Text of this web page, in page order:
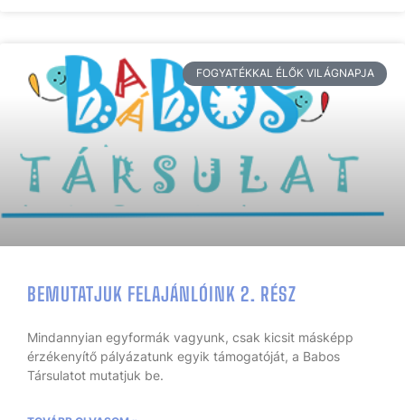
FOGYATÉKKAL ÉLŐK VILÁGNAPJA
BEMUTATJUK FELAJÁNLÓINK 2. RÉSZ
Mindannyian egyformák vagyunk, csak kicsit másképp
érzékenyítő pályázatunk egyik támogatóját, a Babos
Társulatot mutatjuk be.